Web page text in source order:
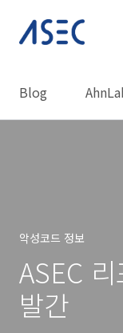
Blog
악성코드 정보
ASEC
발간